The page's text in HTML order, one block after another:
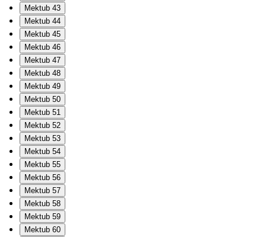
Mektub 43
Mektub 44
Mektub 45
Mektub 46
Mektub 47
Mektub 48
Mektub 49
Mektub 50
Mektub 51
Mektub 52
Mektub 53
Mektub 54
Mektub 55
Mektub 56
Mektub 57
Mektub 58
Mektub 59
Mektub 60